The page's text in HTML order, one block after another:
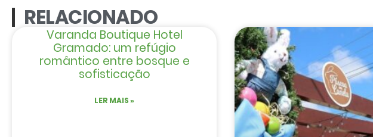
RELACIONADO
Varanda Boutique Hotel
Gramado: um refúgio
romântico entre bosque e
sofisticação
LER MAIS »